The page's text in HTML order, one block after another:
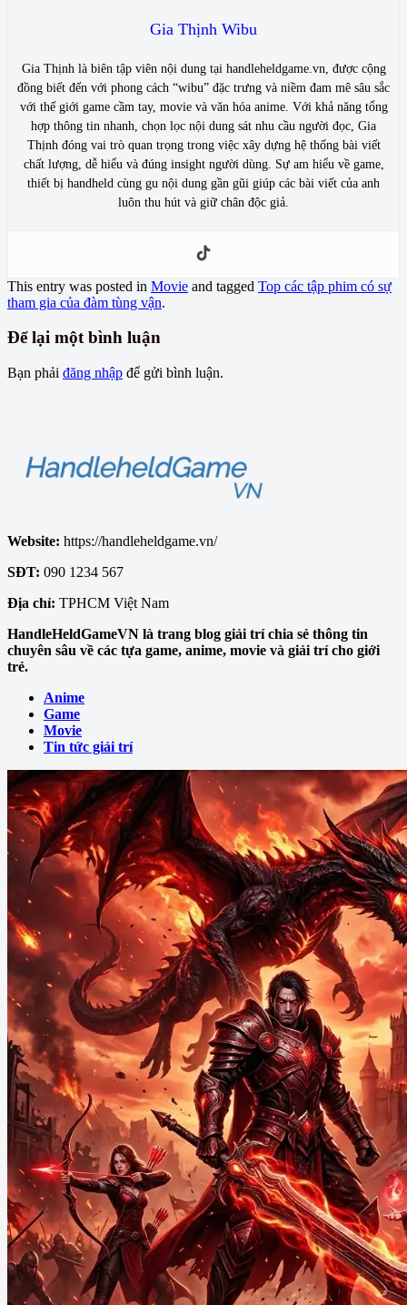
Gia Thịnh Wibu
Gia Thịnh là biên tập viên nội dung tại handleheldgame.vn, được cộng
đồng biết đến với phong cách “wibu” đặc trưng và niềm đam mê sâu sắc
với thế giới game cầm tay, movie và văn hóa anime. Với khả năng tổng
hợp thông tin nhanh, chọn lọc nội dung sát nhu cầu người đọc, Gia
Thịnh đóng vai trò quan trọng trong việc xây dựng hệ thống bài viết
chất lượng, dễ hiểu và đúng insight người dùng. Sự am hiểu về game,
thiết bị handheld cùng gu nội dung gần gũi giúp các bài viết của anh
luôn thu hút và giữ chân độc giả.
This entry was posted in Movie and tagged Top các tập phim có sự
tham gia của đàm tùng vận.
Để lại một bình luận
Bạn phải đăng nhập để gửi bình luận.
Website: https://handleheldgame.vn/
SĐT: 090 1234 567
Địa chỉ: TPHCM Việt Nam
HandleHeldGameVN là trang blog giải trí chia sẻ thông tin
chuyên sâu về các tựa game, anime, movie và giải trí cho giới
trẻ.
Anime
Game
Movie
Tin tức giải trí